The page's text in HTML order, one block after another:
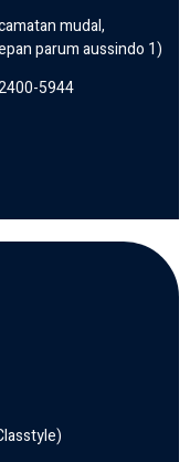
mudal,
parum aussindo 1)
5944